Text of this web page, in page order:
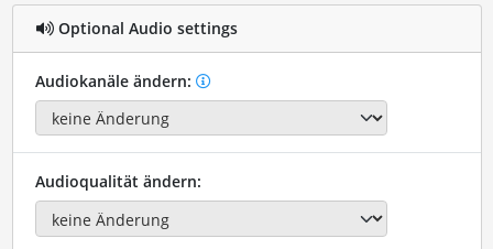
Optional Audio settings
Audiokanäle ändern:
Audioqualität ändern: